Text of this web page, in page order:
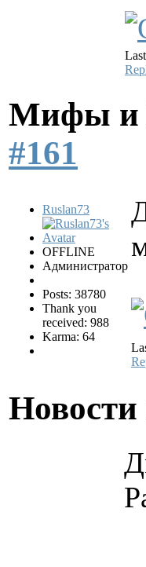
Мифы и
#161
Ruslan73
OFFLINE
Администратор
Posts: 38780
Thank you
received: 988
Karma: 64